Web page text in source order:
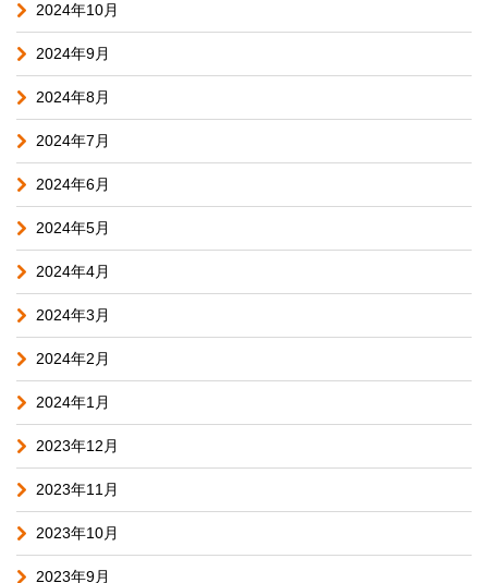
2024年10月
2024年9月
2024年8月
2024年7月
2024年6月
2024年5月
2024年4月
2024年3月
2024年2月
2024年1月
2023年12月
2023年11月
2023年10月
2023年9月